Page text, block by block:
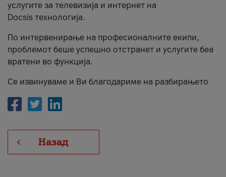
#ПодобарОнлајн
услугите за телевизија и интернет на
Docsis технологија.
По интервенирање на професионалните екипи,
проблемот беше успешно отстранет и услугите беа
вратени во функција.
Се извинуваме и Ви благодариме на разбирањето
Назад